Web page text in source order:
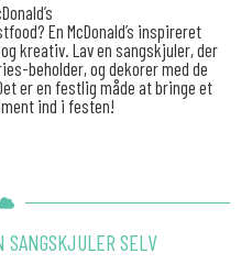
En McDonald’s inspireret
kreativ. Lav en sangskjuler, der
beholder, og dekorer med de
er en festlig måde at bringe et
ind i festen!
SANGSKJULER SELV